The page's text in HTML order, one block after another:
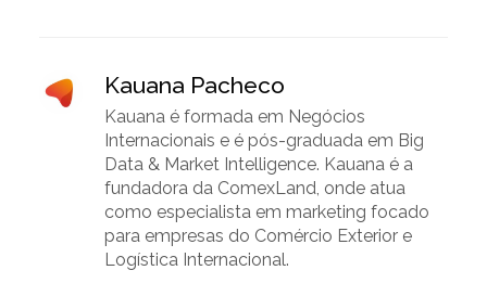
Kauana Pacheco
Kauana é formada em Negócios
Internacionais e é pós-graduada em Big
Data & Market Intelligence. Kauana é a
fundadora da ComexLand, onde atua
como especialista em marketing focado
para empresas do Comércio Exterior e
Logística Internacional.